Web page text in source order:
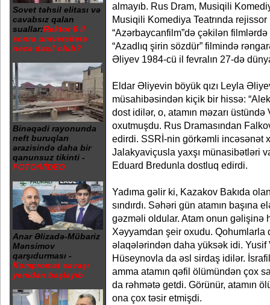
Sovet təhsil elitası və
cavabsız qalan
suallar:Rektor 6 il
sonra universitetə
necə daxil olub?
Binəqədi rayonunda
neft buruqları
ərazisində daha bir
qanunsuz tikinti -
FOTO/VİDEO
Anar Əlizadə-Mübariz
Mənsimov
qarşıdurması -
Kompromat savaşı
yenidən başlayıb
almayıb. Rus Dram, Musiqili
Musiqili Kоmediya Teatrında rejissor
“Azərbaycanfilm”də çəkilən
“Azadlıq şirin sözdür” filmində
Əliyev 1984-cü il fevralın 27-də
Eldar Əliyevin böyük qızı Leyla
müsahibəsindən kiçik bir hissə:
dost idilər, o, atamın məzarı üstündə
oxutmuşdu. Rus Dramasından
edirdi. SSRİ-nin görkəmli incəsənət
Jalakyaviçusla yaxşı münasibətləri
Eduard Bredunla dostluq edirdi.
Yadıma gəlir ki, Kazakov Bakıda
sındırdı. Səhəri gün atamın başına
gəzməli oldular. Atam onun gəlişinə
Xəyyamdan şeir oxudu.
əlaqələrindən daha yüksək idi. Yusif
Hüseynovla da əsl sirdaş idilər.
amma atamın qəfil ölümündən çox
da rəhmətə getdi. Görünür, atamın
ona çox təsir etmişdi.